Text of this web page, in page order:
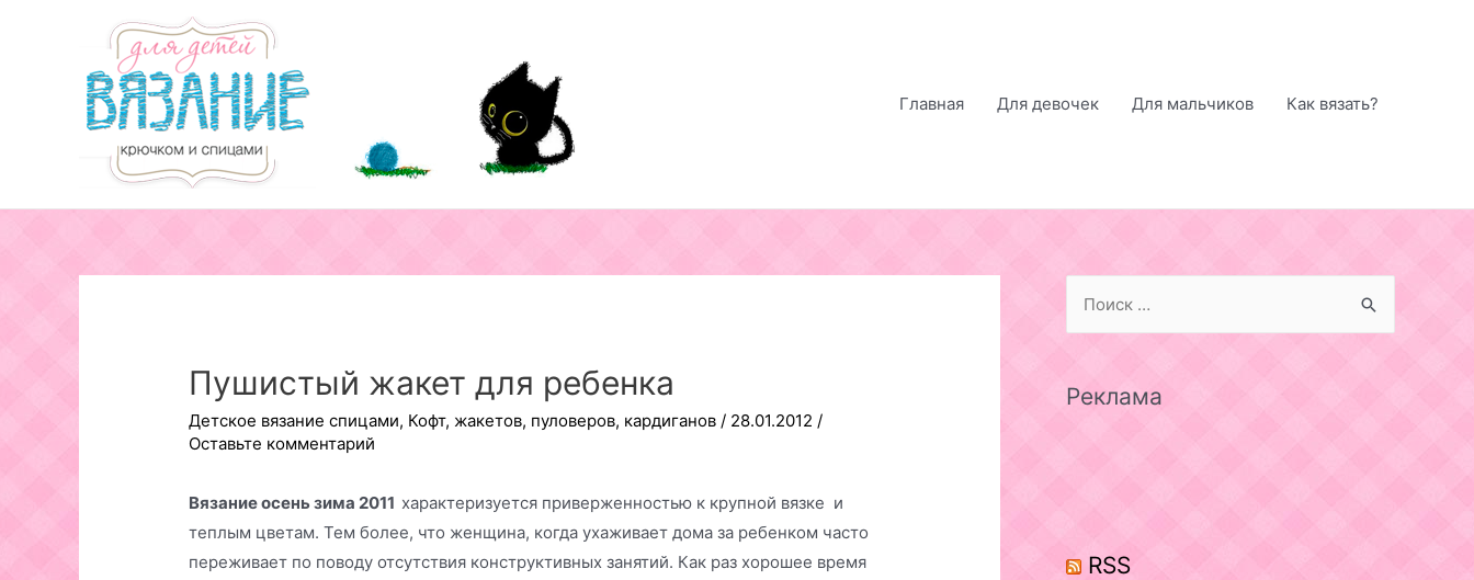
содержимому
Главная
Для девочек Для мальчиков Как вязать?
Пушистый жакет для ребенка
Детское вязание спицами, Кофт, жакетов, пуловеров, кардиганов / 28.01.2012 /
Оставьте комментарий
Вязание осень зима 2011 характеризуется приверженностью к крупной вязке и
теплым цветам. Тем более, что женщина, когда ухаживает дома за ребенком часто
переживает по поводу отсутствия конструктивных занятий. Как раз хорошее время
rРеклама
RSS